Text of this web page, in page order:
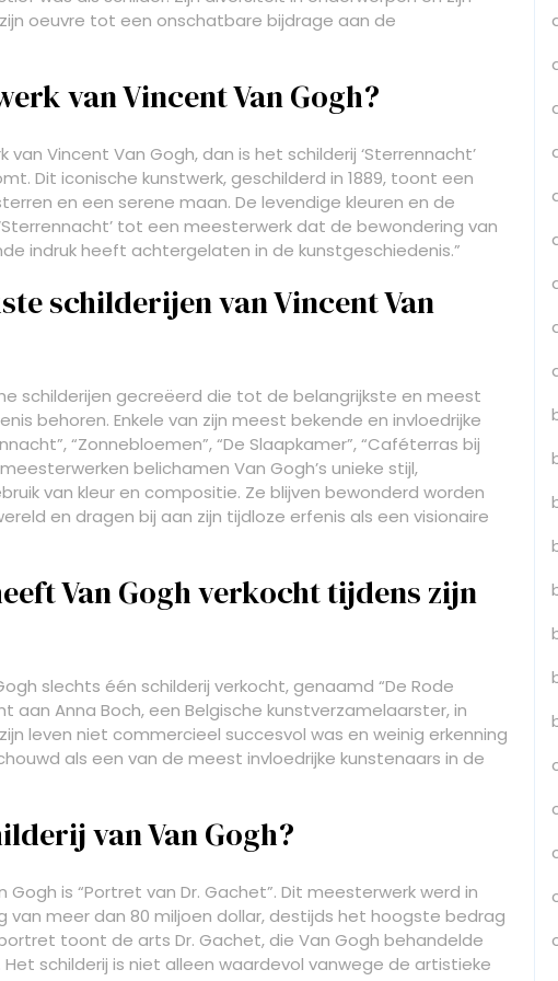
oeuvre tot een onschatbare bijdrage aan de
van Vincent Van Gogh?
Vincent Van Gogh, dan is het schilderij ‘Sterrennacht’
Dit iconische kunstwerk, geschilderd in 1889, toont een
en een serene maan. De levendige kleuren en de
tot een meesterwerk dat de bewondering van
indruk heeft achtergelaten in de kunstgeschiedenis.”
schilderijen van Vincent Van
schilderijen gecreëerd die tot de belangrijkste en meest
behoren. Enkele van zijn meest bekende en invloedrijke
“Zonnebloemen”, “De Slaapkamer”, “Caféterras bij
belichamen Van Gogh’s unieke stijl,
van kleur en compositie. Ze blijven bewonderd worden
en dragen bij aan zijn tijdloze erfenis als een visionaire
Van Gogh verkocht tijdens zijn
slechts één schilderij verkocht, genaamd “De Rode
aan Anna Boch, een Belgische kunstverzamelaarster, in
leven niet commercieel succesvol was en weinig erkenning
als een van de meest invloedrijke kunstenaars in de
van Van Gogh?
is “Portret van Dr. Gachet”. Dit meesterwerk werd in
van meer dan 80 miljoen dollar, destijds het hoogste bedrag
toont de arts Dr. Gachet, die Van Gogh behandelde
Het schilderij is niet alleen waardevol vanwege de artistieke